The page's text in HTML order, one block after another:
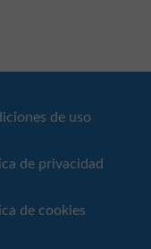
de uso
de privacidad
de cookies